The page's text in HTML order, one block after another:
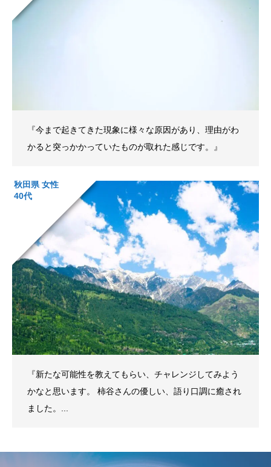
『今まで起きてきた現象に様々な原因があり、理由がわ
かると突っかかっていたものが取れた感じです。』
秋田県 女性
40代
『新たな可能性を教えてもらい、チャレンジしてみよう
かなと思います。 柿谷さんの優しい、語り口調に癒され
ました。...